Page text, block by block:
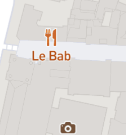
Glenn Cooper – Andreas Petrescu
Cassie Cooper – Claudia Ene
Officer Welch – Lucian Ghimiși
Officer Pudney – Mihnea Nicolau
În casa lui Charlie, viceprimarul New
bizară, cu ocazia aniversării
petrecere, Ken și Chris, îl găsesc pe
împușcat în ureche, iar pe soția sa…
dezlege misterul înainte ca ceilalți
măsură ce invitații sosesc în casa lui
mai mari și mai greu de controlat.
întâmplarea ciudată și cui nu?